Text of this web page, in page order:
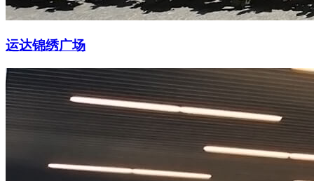
运达锦绣广场